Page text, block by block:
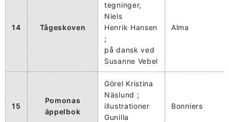
14 Tågeskoven
tegninger,
Niels
Henrik Hansen
;
på dansk ved
Susanne Vebel
Alma
15
Pomonas
äppelbok
Görel Kristina
Näslund ;
illustrationer
Gunilla
Bonniers